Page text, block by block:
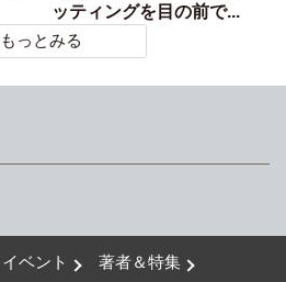
ッティングを目の前で...
もっとみる
イベント
著者＆特集